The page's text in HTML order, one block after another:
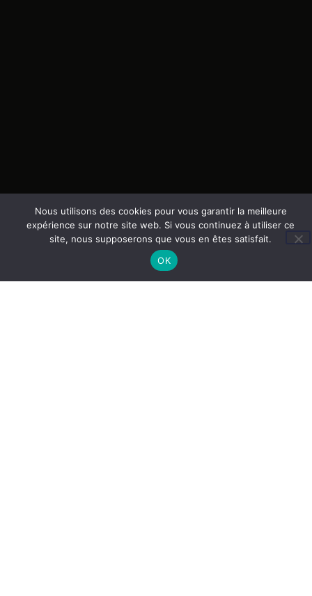
Nous utilisons des cookies pour vous garantir la meilleure
expérience sur notre site web. Si vous continuez à utiliser ce
site, nous supposerons que vous en êtes satisfait.
OK